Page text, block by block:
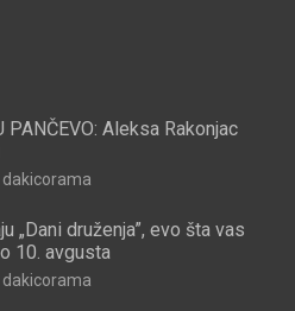
PANČEVO: Aleksa Rakonjac
dakicorama
„Dani druženja”, evo šta vas
10. avgusta
dakicorama